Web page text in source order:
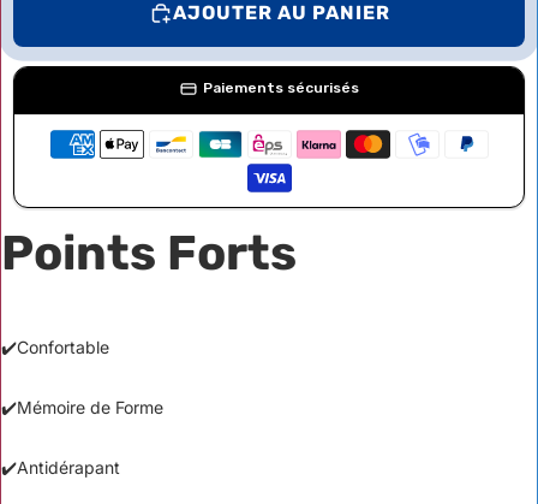
AJOUTER AU PANIER
Paiements sécurisés
Points Forts
✔️Confortable
✔️Mémoire de Forme
✔️Antidérapant